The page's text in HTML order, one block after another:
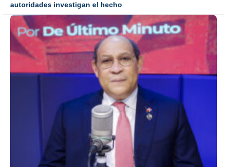
autoridades investigan el hecho